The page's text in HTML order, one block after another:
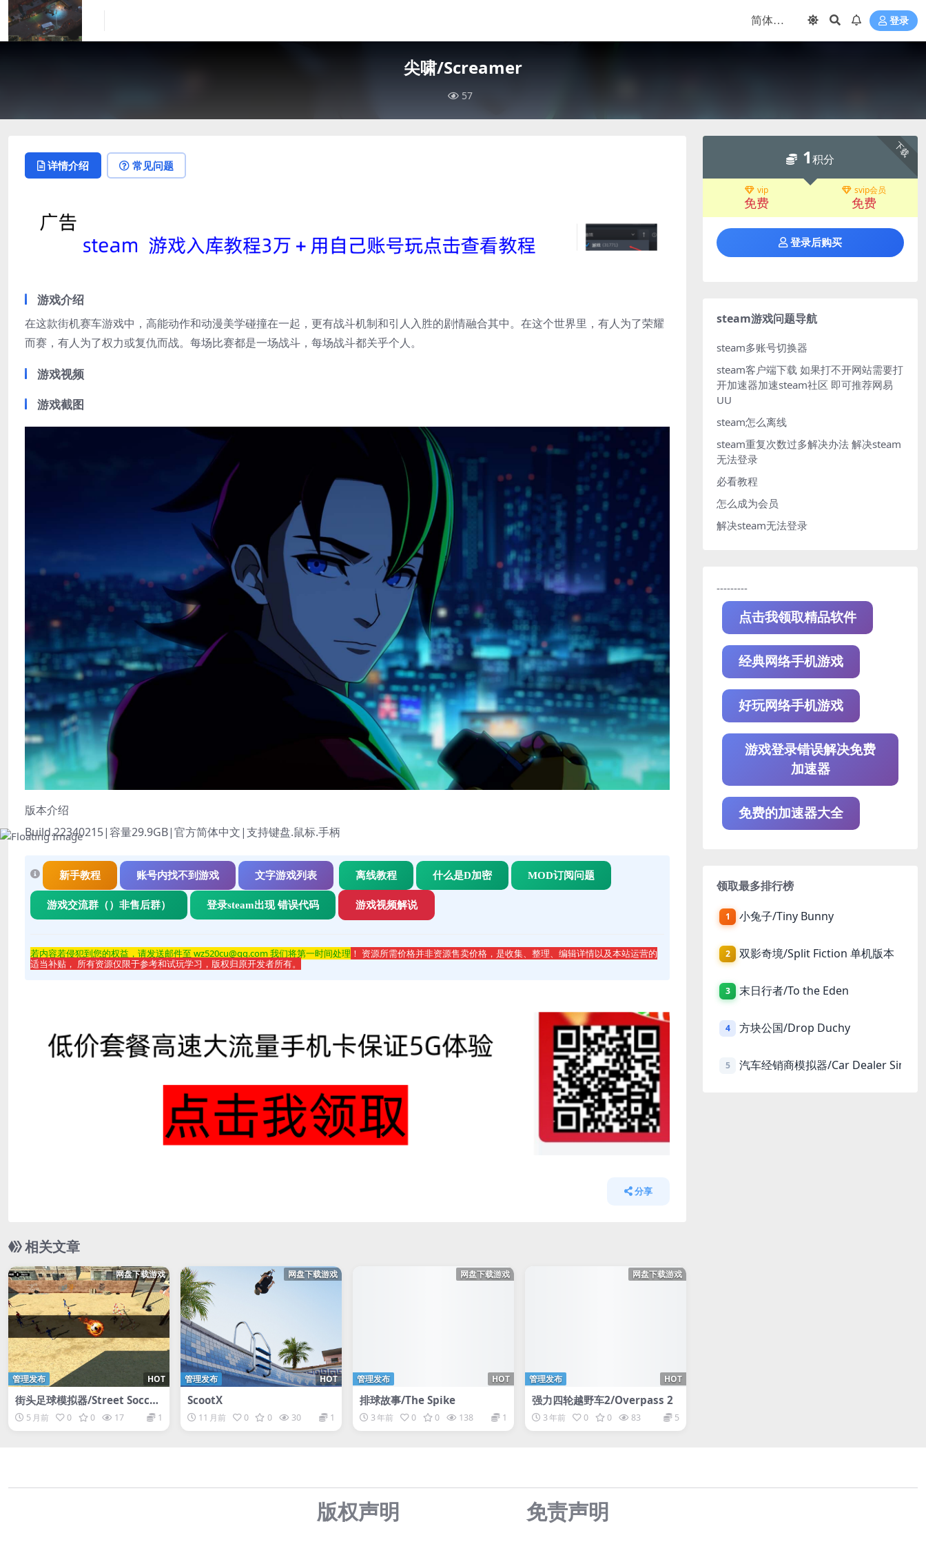
登录
尖啸/Screamer
57
详情介绍 常见问题
游戏介绍
在这款街机赛车游戏中，高能动作和动漫美学碰撞在一起，更有战斗机制和引人入胜的剧情融合其中。在这个世界里，有人为了荣耀
而赛，有人为了权力或复仇而战。每场比赛都是一场战斗，每场战斗都关乎个人。
游戏视频
游戏截图
版本介绍
Build.22340215|容量29.9GB|官方简体中文|支持键盘.鼠标.手柄
新手教程 账号内找不到游戏 文字游戏列表 离线教程 什么是D加密 MOD订阅问题
游戏交流群（）非售后群） 登录steam出现 错误代码 游戏视频解说
若内容若侵犯到您的权益，请发送邮件至 wz520cu@qq.com 我们将第一时间处理 ！ 资源所需价格并非资源售卖价格，是收集、整理、编辑详情以及本站运营的
适当补贴， 所有资源仅限于参考和试玩学习，版权归原开发者所有。
分享
相关文章
网盘下载游戏
HOT
管理发布
街头足球模拟器/Street Soccer
Simulator
5 月前 0 0 17 1
网盘下载游戏
HOT
管理发布
ScootX
11 月前 0 0 30 1
网盘下载游戏
HOT
管理发布
排球故事/The Spike
3 年前 0 0 138 1
网盘下载游戏
HOT
管理发布
强力四轮越野车2/Overpass 2
3 年前 0 0 83 5
下载
1积分
vip
免费
svip会员
免费
登录后购买
steam游戏问题导航
steam多账号切换器
steam客户端下载 如果打不开网站需要打
开加速器加速steam社区 即可推荐网易
UU
steam怎么离线
steam重复次数过多解决办法 解决steam
无法登录
必看教程
怎么成为会员
解决steam无法登录
---------
点击我领取精品软件
经典网络手机游戏
好玩网络手机游戏
游戏登录错误解决免费
加速器
免费的加速器大全
领取最多排行榜
1 小兔子/Tiny Bunny
2 双影奇境/Split Fiction 单机版本
3 末日行者/To the Eden
4 方块公国/Drop Duchy
5 汽车经销商模拟器/Car Dealer
版权声明 免责声明